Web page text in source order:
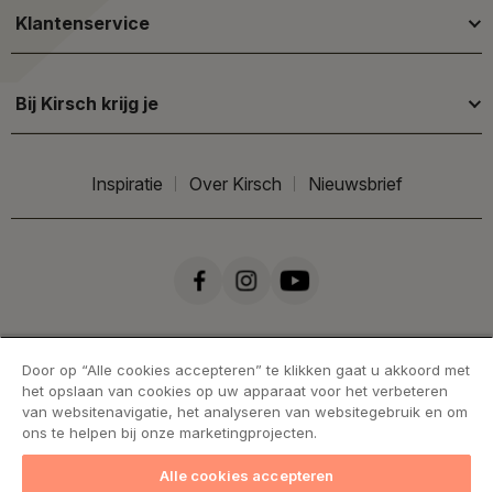
Klantenservice
Bij Kirsch krijg je
Inspiratie Over Kirsch Nieuwsbrief
Door op “Alle cookies accepteren” te klikken gaat u akkoord met
het opslaan van cookies op uw apparaat voor het verbeteren
van websitenavigatie, het analyseren van websitegebruik en om
ons te helpen bij onze marketingprojecten.
Alle cookies accepteren